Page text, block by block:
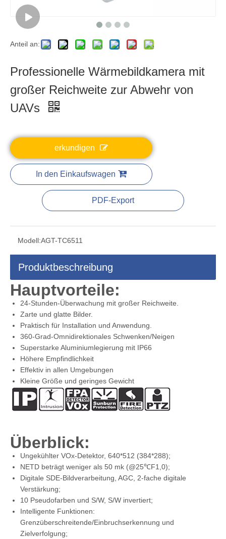
Anteil an:
Professionelle Wärmebildkamera mit
großer Reichweite zur Abwehr von
UAVs
erkundigen
In den Einkaufswagen
PDF-Export
Modell:AGT-TC6511
Produktbeschreibung
Hauptvorteile:
24-Stunden-Überwachung mit großer Reichweite.
Zarte und glatte Bilder.
Praktisch für Installation und Anwendung.
360-Grad-Omnidirektionales Schwenken/Neigen
Superstarke Aluminiumlegierung mit IP66
Höhere Empfindlichkeit
Effektiv in allen Umgebungen
Kleine Größe und geringes Gewicht
Überblick:
Ungekühlter VOx-Detektor, 640*512 (384*288);
NETD beträgt weniger als 50 mk (@25℃F1,0);
Digitale SDE-Bildverarbeitung, AGC, 2-fache digitale
Verstärkung;
10 Pseudofarben und S/W, S/W invertiert;
Intelligente Funktionen:
Grenzüberschreitende/Einbruchserkennung und
Zielverfolgung;